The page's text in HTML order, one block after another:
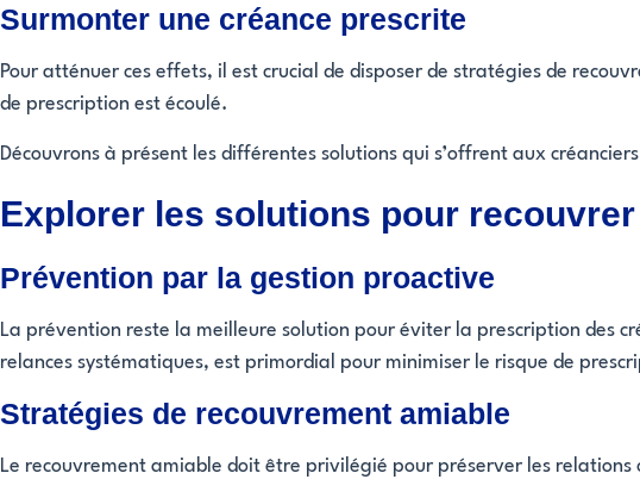
Surmonter une créance prescrite
Pour atténuer ces effets, il est crucial de disposer de stratégies de
de prescription est écoulé.
Découvrons à présent les différentes solutions qui s’offrent aux
Explorer les solutions pour
Prévention par la gestion proactive
La prévention reste la meilleure solution pour éviter la prescription des
relances systématiques, est primordial pour minimiser le risque de
Stratégies de recouvrement amiable
Le recouvrement amiable doit être privilégié pour préserver les relations